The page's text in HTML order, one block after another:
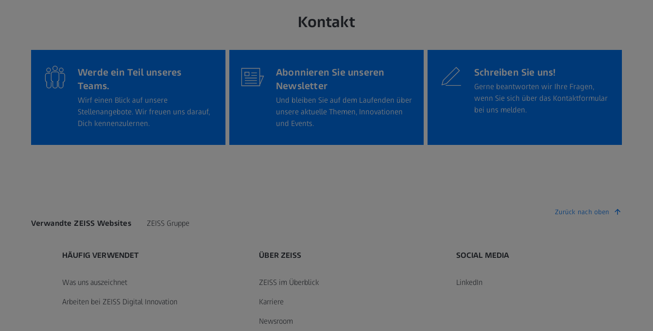
Kontakt
Werde ein Teil unseres
Teams.
Wirf einen Blick auf unsere
Stellenangebote. Wir freuen uns darauf,
Dich kennenzulernen.
Abonnieren Sie unseren
Newsletter
Und bleiben Sie auf dem Laufenden über
unsere aktuelle Themen, Innovationen
und Events.
Schreiben Sie uns!
Gerne beantworten wir Ihre Fragen,
wenn Sie sich über das Kontaktformular
bei uns melden.
Zurück nach oben
Verwandte ZEISS Websites ZEISS Gruppe
HÄUFIG VERWENDET
Was uns auszeichnet
Arbeiten bei ZEISS Digital Innovation
ÜBER ZEISS
ZEISS im Überblick
Karriere
Newsroom
SOCIAL MEDIA
LinkedIn